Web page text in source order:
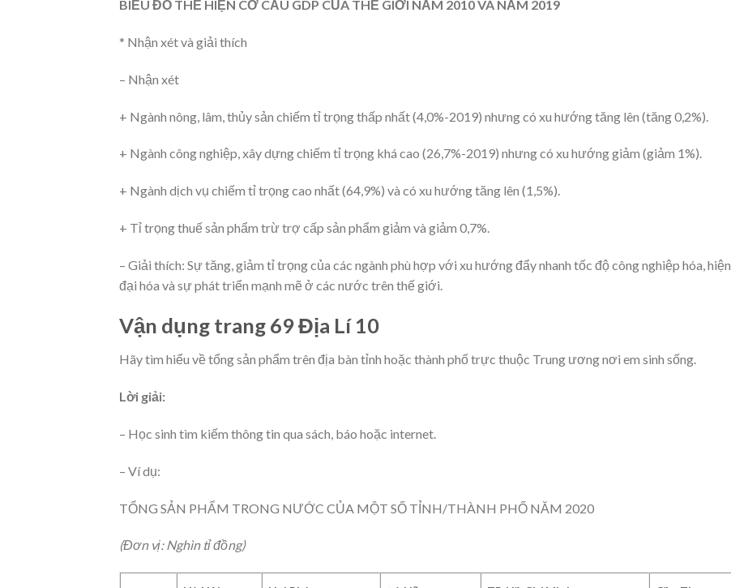
BIỂU ĐỒ THỂ HIỆN CƠ CẤU GDP CỦA THẾ GIỚI NĂM 2010 VÀ NĂM 2019
* Nhận xét và giải thích
– Nhận xét
+ Ngành nông, lâm, thủy sản chiếm tỉ trọng thấp nhất (4,0%-2019) nhưng có xu hướng tăng lên (tăng 0,2%).
+ Ngành công nghiệp, xây dựng chiếm tỉ trọng khá cao (26,7%-2019) nhưng có xu hướng giảm (giảm 1%).
+ Ngành dịch vụ chiếm tỉ trọng cao nhất (64,9%) và có xu hướng tăng lên (1,5%).
+ Tỉ trọng thuế sản phẩm trừ trợ cấp sản phẩm giảm và giảm 0,7%.
– Giải thích: Sự tăng, giảm tỉ trọng của các ngành phù hợp với xu hướng đẩy nhanh tốc độ công nghiệp hóa, hiện
đại hóa và sự phát triển mạnh mẽ ở các nước trên thế giới.
Vận dụng trang 69 Địa Lí 10
Hãy tìm hiểu về tổng sản phẩm trên địa bàn tỉnh hoặc thành phố trực thuộc Trung ương nơi em sinh sống.
Lời giải:
– Học sinh tìm kiếm thông tin qua sách, báo hoặc internet.
– Ví dụ:
TỔNG SẢN PHẨM TRONG NƯỚC CỦA MỘT SỐ TỈNH/THÀNH PHỐ NĂM 2020
(Đơn vị: Nghìn tỉ đồng)